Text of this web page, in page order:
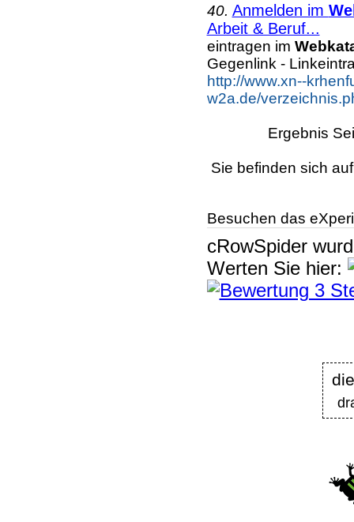
40. Anmelden im
Arbeit & Beruf...
eintragen im
Gegenlink -
http://www.xn--
w2a.de/
Ergebnis
Sie befinden sich
Besuchen das
cRowSpider
Werten Sie hier: